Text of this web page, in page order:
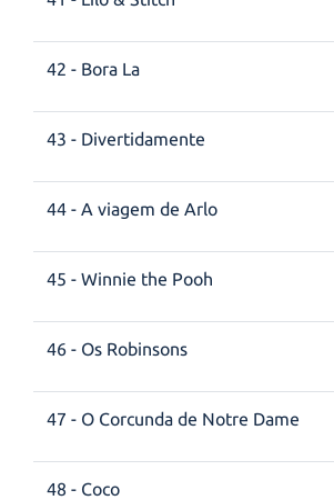
42 - Bora La
43 - Divertidamente
44 - A viagem de Arlo
45 - Winnie the Pooh
46 - Os Robinsons
47 - O Corcunda de Notre Dame
48 - Coco